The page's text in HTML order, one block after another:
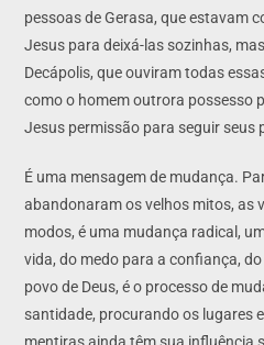
pessoas de Gerasa, que estavam
Jesus para deixá-las sozinhas,
Decápolis, que ouviram todas
como o homem outrora possesso
Jesus permissão para seguir seus
É uma mensagem de mudança.
abandonaram os velhos mitos, as
modos, é uma mudança radical,
vida, do medo para a confiança,
povo de Deus, é o processo de
santidade, procurando os lugares
mentiras ainda têm sua influência